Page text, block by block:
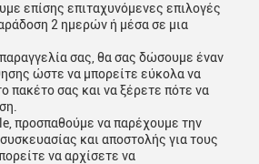
επίσης επιταχυνόμενες επιλογές
2 ημερών ή μέσα σε μια
σας, θα σας δώσουμε έναν
ώστε να μπορείτε εύκολα να
πακέτο σας και να ξέρετε πότε να
προσπαθούμε να παρέχουμε την
και αποστολής για τους
να αρχίσετε να